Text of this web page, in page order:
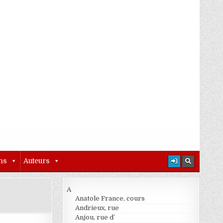
Auteurs
A
Anatole France, cours
Andrieux, rue
Anjou, rue d’